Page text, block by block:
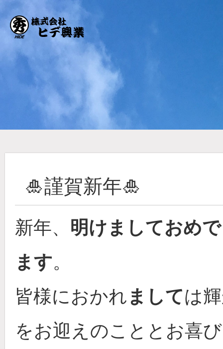
🎍謹賀新年🎍
新年、 明けましておめ
ます。
皆様におかれ ましては
をお迎えのこととお喜